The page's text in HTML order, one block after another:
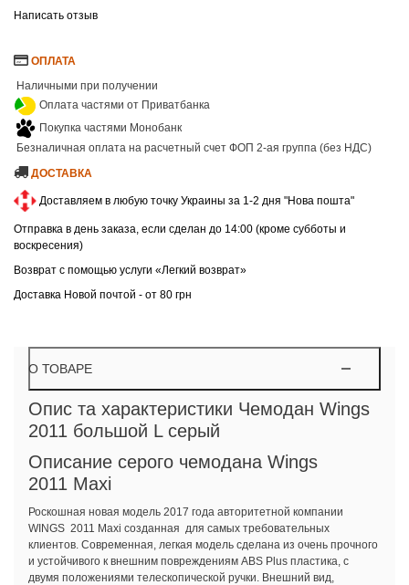
Написать отзыв
ОПЛАТА
Наличными при получении
Оплата частями от Приватбанка
Покупка частями Монобанк
Безналичная оплата на расчетный счет ФОП 2-ая группа (без НДС)
ДОСТАВКА
Доставляем в любую точку Украины за 1-2 дня "Нова пошта"
Отправка в день заказа, если сделан до 14:00 (кроме субботы и
воскресения)
Возврат с помощью услуги «Легкий возврат»
Доставка Новой почтой - от 80 грн
О ТОВАРЕ
Опис та характеристики Чемодан Wings
2011 большой L серый
Описание серого чемодана Wings
2011 Maxi
Роскошная новая модель 2017 года авторитетной компании
WINGS 2011 Maxi созданная для самых требовательных
клиентов. Современная, легкая модель сделана из очень прочного
и устойчивого к внешним повреждениям ABS Plus пластика, с
двумя положениями телескопической ручки. Внешний вид,